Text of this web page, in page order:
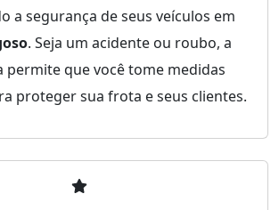
a segurança de seus veículos em
. Seja um acidente ou roubo, a
permite que você tome medidas
proteger sua frota e seus clientes.